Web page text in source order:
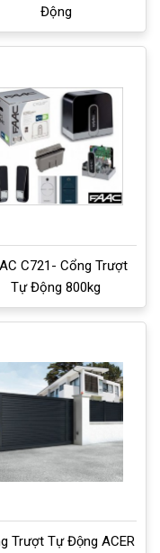
Động
C721- Cổng Trượt
Tự Động 800kg
Trượt Tự Động ACER